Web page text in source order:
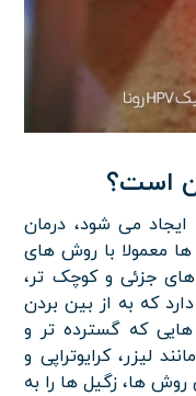
است؟
زگیل مقعدی که در اثر ویروس HPV ایجاد می شود، درمان
ها معمولا با روش های
های جزئی و کوچک تر،
که به از بین بردن
که گسترده تر و
لیزر، کرایوتراپی و
ها، زگیل ها را به